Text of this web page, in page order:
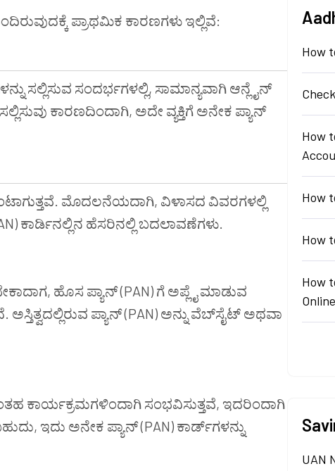
ಪ್ರಾಥಮಿಕ ಕಾರಣಗಳು ಇಲ್ಲಿವೆ:
ಸಲ್ಲಿಸುವ ಸಂದರ್ಭಗಳಲ್ಲಿ, ಸಾಮಾನ್ಯವಾಗಿ ಆನ್ಲೈನ್
ಕಾರಣದಿಂದಾಗಿ, ಅದೇ ವ್ಯಕ್ತಿಗೆ ಅನೇಕ ಪ್ಯಾನ್
ಮೊದಲನೆಯದಾಗಿ, ವಿಳಾಸದ ವಿವರಗಳಲ್ಲಿ
ಕಾರ್ಡಿನಲ್ಲಿನ ಹೆಸರಿನಲ್ಲಿ ಬದಲಾವಣೆಗಳು.
ಹೊಸ ಪ್ಯಾನ್ (PAN) ಗೆ ಅಪ್ಲೈ ಮಾಡುವ
ಪ್ಯಾನ್ (PAN) ಅನ್ನು ವೆಬ್‌ಸೈಟ್ ಅಥವಾ
ಕಾರ್ಯಕ್ರಮಗಳಿಂದಾಗಿ ಸಂಭವಿಸುತ್ತವೆ, ಇದರಿಂದಾಗಿ
ಇದು ಅನೇಕ ಪ್ಯಾನ್ (PAN) ಕಾರ್ಡ್‌ಗಳನ್ನು
How
How
How
How
How
UAN